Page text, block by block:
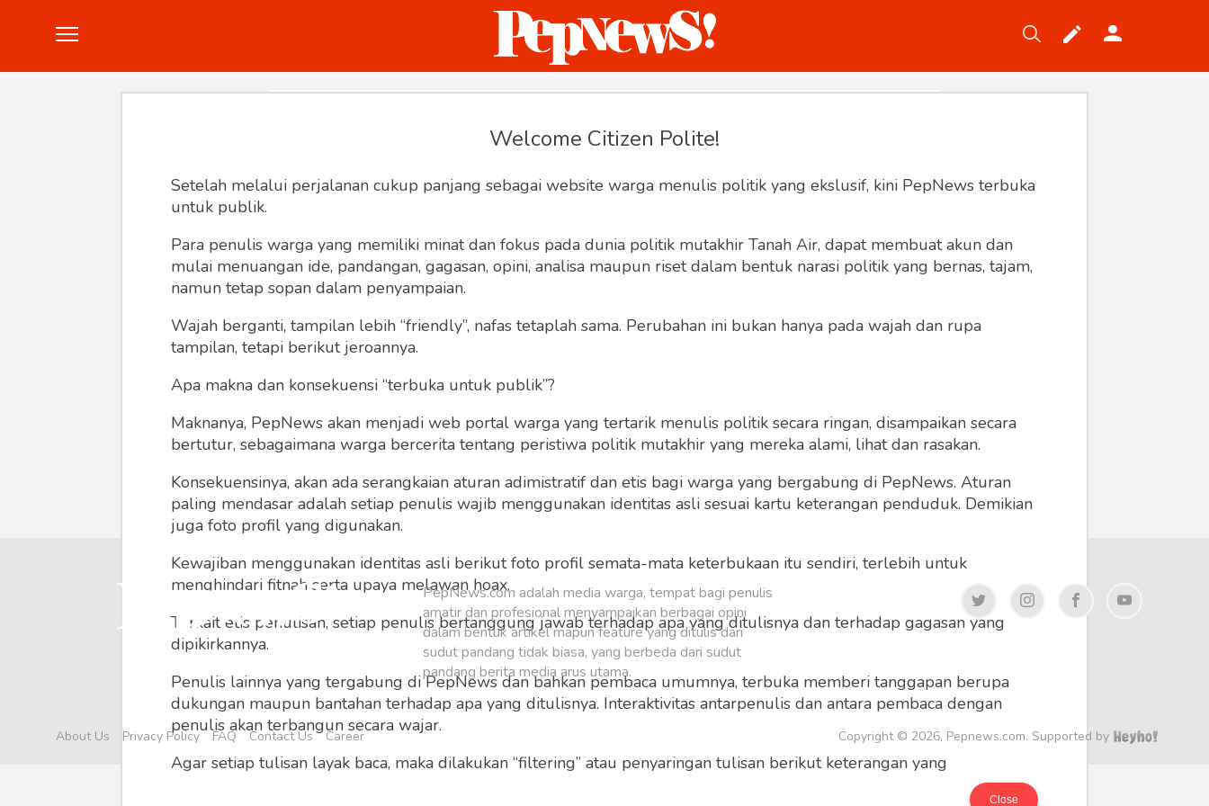
Ingat saya Lupa Sandi
Buat Akun Baru
Welcome Citizen Polite!
Setelah melalui perjalanan cukup panjang sebagai website warga menulis politik yang ekslusif, kini PepNews terbuka
untuk publik.
Para penulis warga yang memiliki minat dan fokus pada dunia politik mutakhir Tanah Air, dapat membuat akun dan
mulai menuangan ide, pandangan, gagasan, opini, analisa maupun riset dalam bentuk narasi politik yang bernas, tajam,
namun tetap sopan dalam penyampaian.
Wajah berganti, tampilan lebih “friendly”, nafas tetaplah sama. Perubahan ini bukan hanya pada wajah dan rupa
tampilan, tetapi berikut jeroannya.
Apa makna dan konsekuensi “terbuka untuk publik”?
Maknanya, PepNews akan menjadi web portal warga yang tertarik menulis politik secara ringan, disampaikan secara
bertutur, sebagaimana warga bercerita tentang peristiwa politik mutakhir yang mereka alami, lihat dan rasakan.
Konsekuensinya, akan ada serangkaian aturan adimistratif dan etis bagi warga yang bergabung di PepNews. Aturan
paling mendasar adalah setiap penulis wajib menggunakan identitas asli sesuai kartu keterangan penduduk. Demikian
juga foto profil yang digunakan.
Kewajiban menggunakan identitas asli berikut foto profil semata-mata keterbukaan itu sendiri, terlebih untuk
menghindari fitnah serta upaya melawan hoax.
Terkait etis penulisan, setiap penulis bertanggung jawab terhadap apa yang ditulisnya dan terhadap gagasan yang
dipikirkannya.
Penulis lainnya yang tergabung di PepNews dan bahkan pembaca umumnya, terbuka memberi tanggapan berupa
dukungan maupun bantahan terhadap apa yang ditulisnya. Interaktivitas antarpenulis dan antara pembaca dengan
penulis akan terbangun secara wajar.
Agar setiap tulisan layak baca, maka dilakukan “filtering” atau penyaringan tulisan berikut keterangan yang
Close
PepNews.com adalah media warga, tempat bagi penulis
amatir dan profesional menyampaikan berbagai opini
dalam bentuk artikel mapun feature yang ditulis dari
sudut pandang tidak biasa, yang berbeda dari sudut
pandang berita media arus utama.
About Us Privacy Policy FAQ Contact Us Career Copyright © 2026, Pepnews.com. Supported by